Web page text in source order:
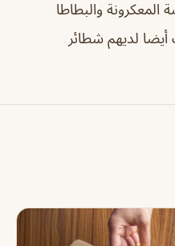
والبطاطا
أيضا لديهم شطائر